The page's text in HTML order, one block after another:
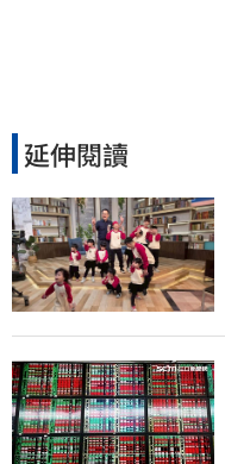
延伸閱讀